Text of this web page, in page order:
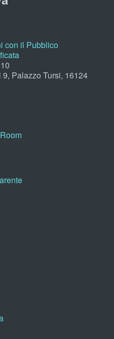
con il Pubblico
Palazzo Tursi, 16124